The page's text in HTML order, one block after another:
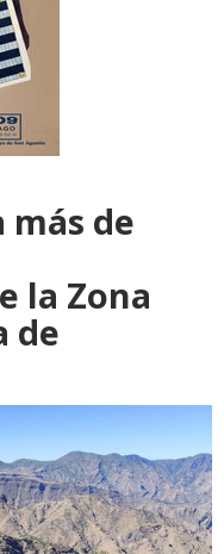
más de
la Zona
de